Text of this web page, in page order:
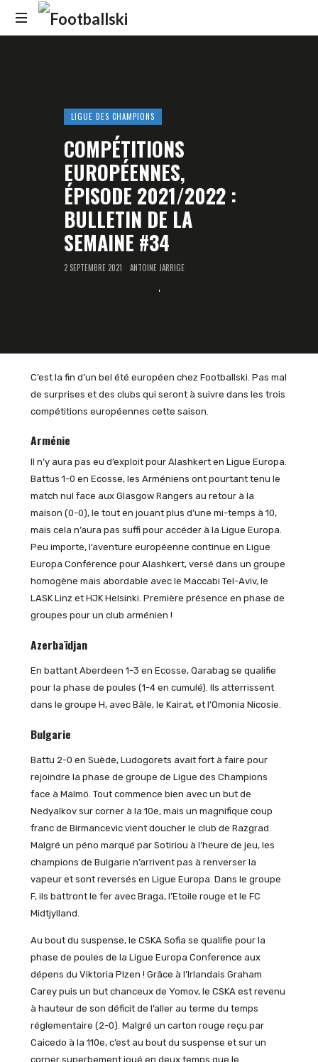
Footballski
d'Europe
LIGUE DES CHAMPIONS
COMPÉTITIONS
EUROPÉENNES,
ÉPISODE 2021/2022 :
BULLETIN DE LA
SEMAINE #34
2 SEPTEMBRE 2021 ANTOINE JARRIGE
C’est la fin d’un bel été européen chez Footballski. Pas mal
de surprises et des clubs qui seront à suivre dans les trois
compétitions européennes cette saison.
Arménie
Il n’y aura pas eu d’exploit pour Alashkert en Ligue Europa.
Battus 1-0 en Ecosse, les Arméniens ont pourtant tenu le
match nul face aux Glasgow Rangers au retour à la
maison (0-0), le tout en jouant plus d’une mi-temps à 10,
mais cela n’aura pas suffi pour accéder à la Ligue Europa.
Peu importe, l’aventure européenne continue en Ligue
Europa Conférence pour Alashkert, versé dans un groupe
homogène mais abordable avec le Maccabi Tel-Aviv, le
LASK Linz et HJK Helsinki. Première présence en phase de
groupes pour un club arménien !
Azerbaïdjan
En battant Aberdeen 1-3 en Ecosse, Qarabag se qualifie
pour la phase de poules (1-4 en cumulé). Ils atterrissent
dans le groupe H, avec Bâle, le Kairat, et l’Omonia Nicosie.
Bulgarie
Battu 2-0 en Suède, Ludogorets avait fort à faire pour
rejoindre la phase de groupe de Ligue des Champions
face à Malmö. Tout commence bien avec un but de
Nedyalkov sur corner à la 10e, mais un magnifique coup
franc de Birmancevic vient doucher le club de Razgrad.
Malgré un péno marqué par Sotiriou à l’heure de jeu, les
champions de Bulgarie n’arrivent pas à renverser la
vapeur et sont reversés en Ligue Europa. Dans le groupe
F, ils battront le fer avec Braga, l’Etoile rouge et le FC
Midtjylland.
Au bout du suspense, le CSKA Sofia se qualifie pour la
phase de poules de la Ligue Europa Conference aux
dépens du Viktoria Plzen ! Grâce à l’Irlandais Graham
Carey puis un but chanceux de Yomov, le CSKA est revenu
à hauteur de son déficit de l’aller au terme du temps
réglementaire (2-0). Malgré un carton rouge reçu par
Caicedo à la 110e, c’est au bout du suspense et sur un
corner superbement joué en deux temps que le